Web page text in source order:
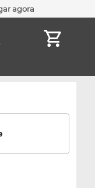
agora